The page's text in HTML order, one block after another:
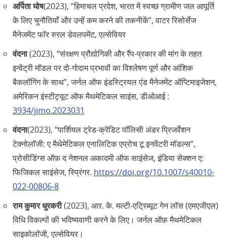
अर्पिता घोष(2023), “हिमाचल प्रदेश, भारत में स्वच्छ ग्रामीण जल आपूर्ति
के लिए चुनौतियाँ और उन्हें कम करने की तकनीकें”, वाटर रिसोर्सेज
मैनेजमेंट फॉर रुरल डेवलपमेंट, एल्सेवियर
वंदना(2023), “संरक्षण प्रौद्योगिकी और रैंप-प्रकार की मांग के तहत
इन्वेंट्री मॉडल पर दो-गोदाम प्रभावों का विश्लेषण पूर्ण और आंशिक
बैकलॉगिंग के साथ”, जर्नल ऑफ इंडस्ट्रियल एंड मैनेजमेंट ऑप्टिमाइजेशन,
अमेरिकन इंस्टीट्यूट ऑफ मैथमेटिकल साइंस, डीओआई :
3934/jimo.2023031
वंदना(2023), “पार्शियल ट्रेड-क्रेडिट पॉलिसी अंडर प्रिजर्वेशन
टेक्नोलॉजी: ए मैथेमेटिकल एनालिटिक एप्रोच टू इनवेंटरी मॉडल्स”,
प्रोसीडिंग्स ऑफ़ द नेशनल अकादमी ऑफ साइंसेज, इंडिया सेक्शन ए:
फिजिकल साइंसेज, स्प्रिंगर. https://doi.org/10.1007/s40010-
022-00806-8
राम कुमार धुरकरी(2023), आर. के. मल्टी-एट्रिब्यूट गेन लॉस (एमएजीएल)
विधि विकल्पों की भविष्यवाणी करने के लिए। जर्नल ऑफ़ मैथमेटिकल
साइकोलॉजी, एल्सेवियर।